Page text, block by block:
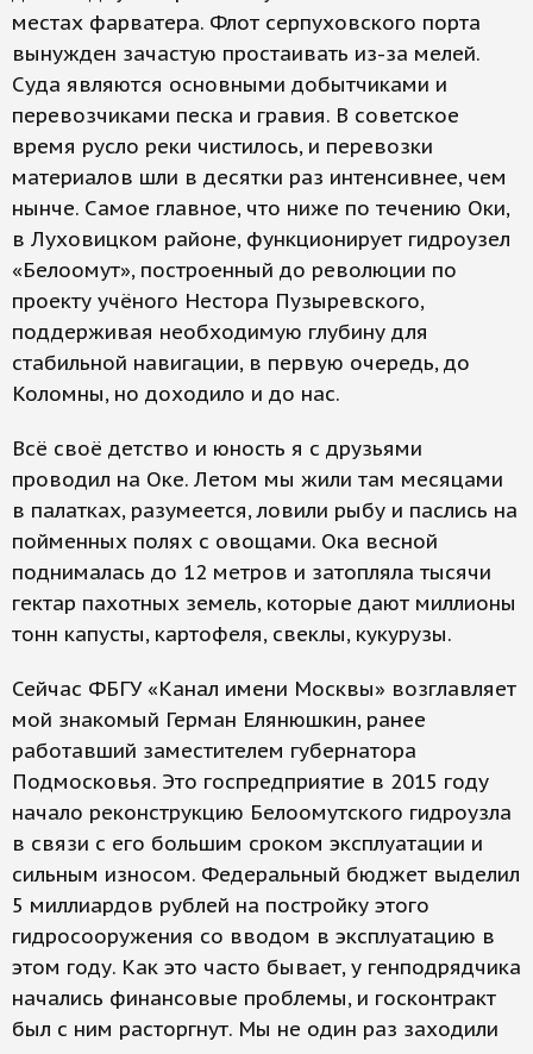
местах фарватера. Флот серпуховского порта
вынужден зачастую простаивать из-за мелей.
Суда являются основными добытчиками и
перевозчиками песка и гравия. В советское
время русло реки чистилось, и перевозки
материалов шли в десятки раз интенсивнее, чем
нынче. Самое главное, что ниже по течению Оки,
в Луховицком районе, функционирует гидроузел
«Белоомут», построенный до революции по
проекту учёного Нестора Пузыревского,
поддерживая необходимую глубину для
стабильной навигации, в первую очередь, до
Коломны, но доходило и до нас.
Всё своё детство и юность я с друзьями
проводил на Оке. Летом мы жили там месяцами
в палатках, разумеется, ловили рыбу и паслись на
пойменных полях с овощами. Ока весной
поднималась до 12 метров и затопляла тысячи
гектар пахотных земель, которые дают миллионы
тонн капусты, картофеля, свеклы, кукурузы.
Сейчас ФБГУ «Канал имени Москвы» возглавляет
мой знакомый Герман Елянюшкин, ранее
работавший заместителем губернатора
Подмосковья. Это госпредприятие в 2015 году
начало реконструкцию Белоомутского гидроузла
в связи с его большим сроком эксплуатации и
сильным износом. Федеральный бюджет выделил
5 миллиардов рублей на постройку этого
гидросооружения со вводом в эксплуатацию в
этом году. Как это часто бывает, у генподрядчика
начались финансовые проблемы, и госконтракт
был с ним расторгнут. Мы не один раз заходили